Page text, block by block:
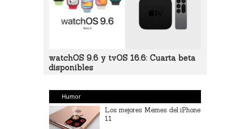
watchOS 9.6 y tvOS 16.6: Cuarta beta
disponibles
Humor
Los mejores Memes del iPhone
11